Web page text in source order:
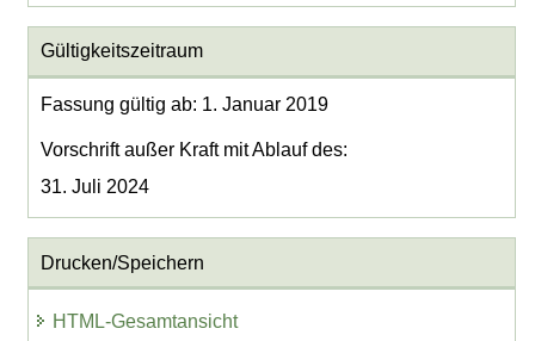
Gültigkeitszeitraum
Fassung gültig ab: 1. Januar 2019
Vorschrift außer Kraft mit Ablauf des:
31. Juli 2024
Drucken/Speichern
HTML-Gesamtansicht